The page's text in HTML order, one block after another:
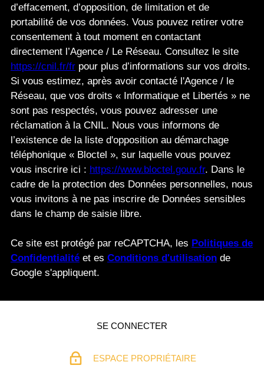
d’effacement, d’opposition, de limitation et de
portabilité de vos données. Vous pouvez retirer votre
consentement à tout moment en contactant
directement l’Agence / Le Réseau. Consultez le site
https://cnil.fr/fr pour plus d’informations sur vos droits.
Si vous estimez, après avoir contacté l'Agence / le
Réseau, que vos droits « Informatique et Libertés » ne
sont pas respectés, vous pouvez adresser une
réclamation à la CNIL. Nous vous informons de
l’existence de la liste d'opposition au démarchage
téléphonique « Bloctel », sur laquelle vous pouvez
vous inscrire ici : https://www.bloctel.gouv.fr. Dans le
cadre de la protection des Données personnelles, nous
vous invitons à ne pas inscrire de Données sensibles
dans le champ de saisie libre.
Ce site est protégé par reCAPTCHA, les Politiques de
Confidentialité et es Conditions d'utilisation de
Google s'appliquent.
SE CONNECTER
ESPACE PROPRIÉTAIRE